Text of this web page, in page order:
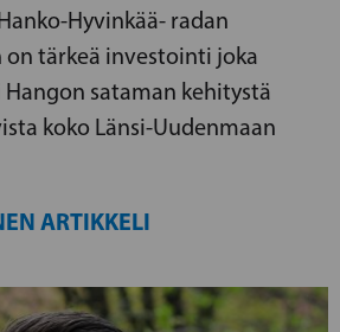
Hyvinkää- radan
on tärkeä investointi joka
sataman kehitystä
koko Länsi-Uudenmaan
ARTIKKELI